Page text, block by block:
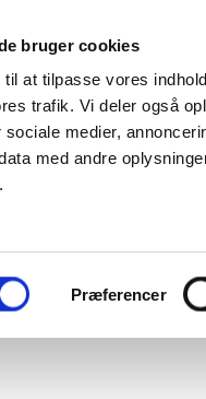
bruger cookies
at tilpasse vores
trafik. Vi deler også
sociale medier,
med andre
Præferencer